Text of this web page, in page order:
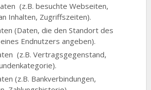
(z.B. besuchte Webseiten,
Inhalten, Zugriffszeiten).
(Daten, die den Standort des
Endnutzers angeben).
(z.B. Vertragsgegenstand,
(z.B. Bankverbindungen,